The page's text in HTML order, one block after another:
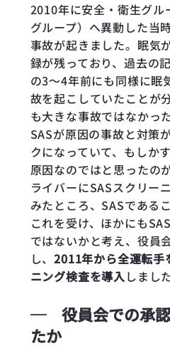
2010年に安全・衛生グル
グループ）へ異動した当
事故が起きました。眠気
録が残っており、過去の
の3〜4年前にも同様に眠
故を起こしていたことが
も大きな事故ではなかっ
SASが原因の事故と対策
クになっていて、もしか
原因なのではと思ったの
ライバーにSASスクリー
みたところ、SASである
これを受け、ほかにも
ではないかと考え、役員
し、2011年から全運転手
ニング検査を導入しました
─ 役員会での承
たか